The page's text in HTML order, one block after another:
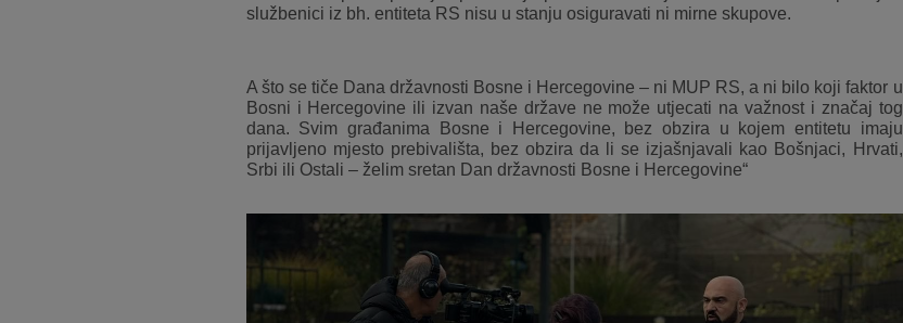
službenici iz bh. entiteta RS nisu u stanju osiguravati ni mirne skupove.
A što se tiče Dana državnosti Bosne i Hercegovine – ni MUP RS, a ni bilo koji faktor u
Bosni i Hercegovine ili izvan naše države ne može utjecati na važnost i značaj tog
dana. Svim građanima Bosne i Hercegovine, bez obzira u kojem entitetu imaju
prijavljeno mjesto prebivališta, bez obzira da li se izjašnjavali kao Bošnjaci, Hrvati,
Srbi ili Ostali – želim sretan Dan državnosti Bosne i Hercegovine“